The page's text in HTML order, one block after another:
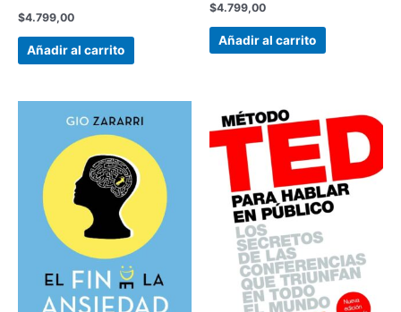
$4.799,00
Añadir al carrito
$4.799,00
Añadir al carrito